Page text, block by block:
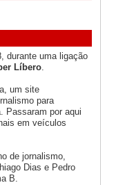
durante uma ligação
Líbero.
um site
para
Passaram por aqui
em veículos
de jornalismo,
Dias e Pedro
B.